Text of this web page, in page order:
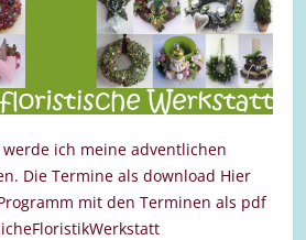
ich meine adventlichen
Die Termine als download Hier
mit den Terminen als pdf